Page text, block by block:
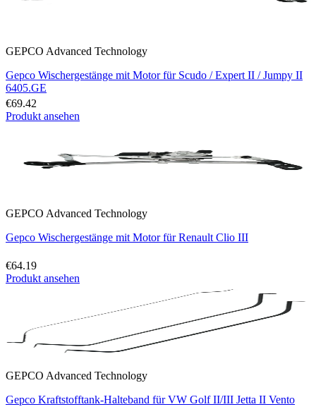
GEPCO Advanced Technology
Gepco Wischergestänge mit Motor für Scudo / Expert II / Jumpy II
6405.GE
€69.42
Produkt ansehen
GEPCO Advanced Technology
Gepco Wischergestänge mit Motor für Renault Clio III
€64.19
Produkt ansehen
GEPCO Advanced Technology
Gepco Kraftstofftank-Halteband für VW Golf II/III Jetta II Vento